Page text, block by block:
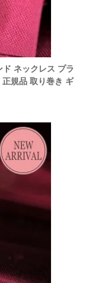
ネックレス プラ
規品 取り巻き ギ